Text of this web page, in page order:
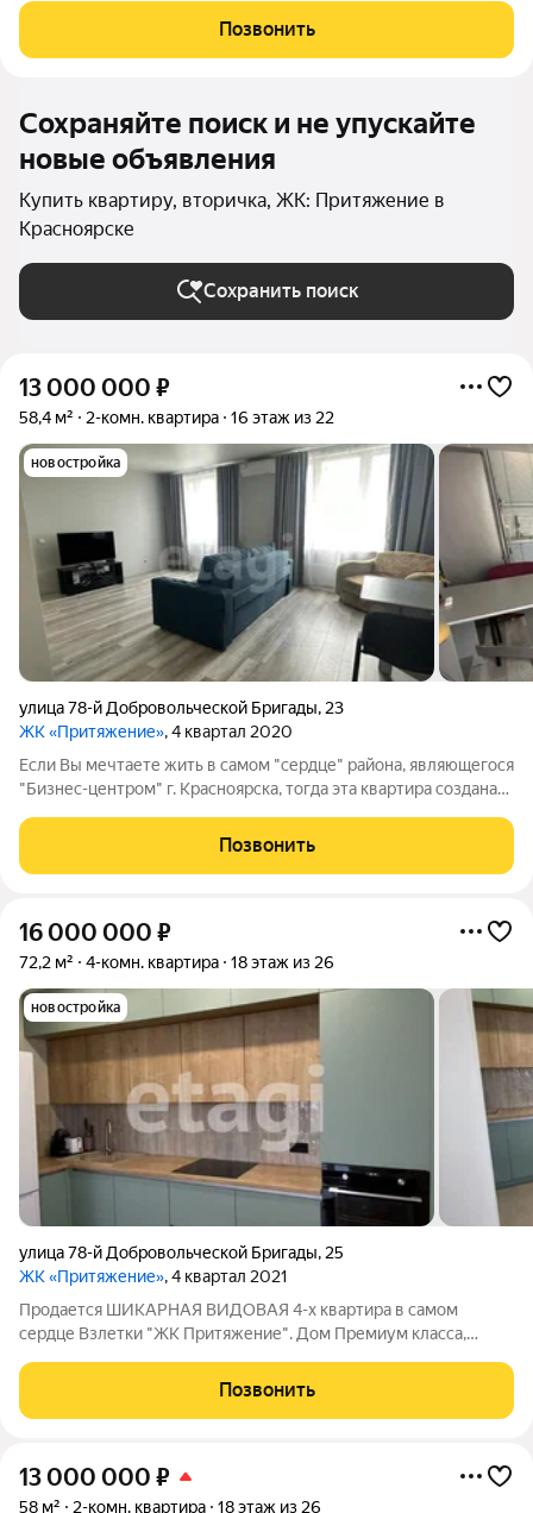
кв.м с премиальным дизайнерским ремонтом в престижном
ЖК «Притяжение». Это идеальное
Позвонить
Сохраняйте поиск и не упускайте
новые объявления
Купить квартиру, вторичка, ЖК: Притяжение в
Красноярске
Сохранить поиск
13 000 000 ₽
58,4 м² 2-комн. квартира 16 этаж из 22
новостройка
улица 78-й Добровольческой Бригады, 23
ЖК «Притяжение», 4 квартал 2020
Если Вы мечтаете жить в самом "сердце" района, являющегося
"Бизнес-центром" г. Красноярска, тогда эта квартира создана
расположенная на кофортном для проживания, 16 этаже 24
этажного дома. В квартире
Позвонить
16 000 000 ₽
72,2 м² 4-комн. квартира 18 этаж из 26
новостройка
улица 78-й Добровольческой Бригады, 25
ЖК «Притяжение», 4 квартал 2021
Продается ШИКАРНАЯ ВИДОВАЯ 4-х квартира в самом
сердце Взлетки "ЖК Притяжение". Дом Премиум класса,
инфраструктура района делает эту квартиру комфортной для
проживания любого: в шаговой доступности сад,
Позвонить
13 000 000 ₽
58 м² 2-комн. квартира 18 этаж из 26